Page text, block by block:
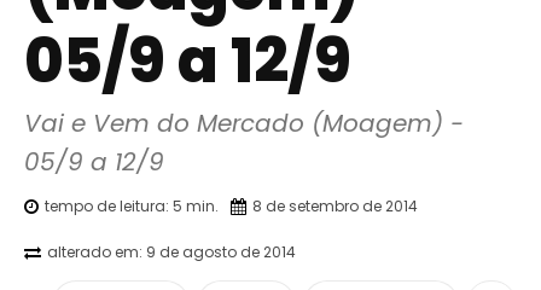
05/9 a 12/9
Vai e Vem do Mercado (Moagem) -
05/9 a 12/9
tempo de leitura: 5 min. 8 de setembro de 2014
alterado em: 9 de agosto de 2014